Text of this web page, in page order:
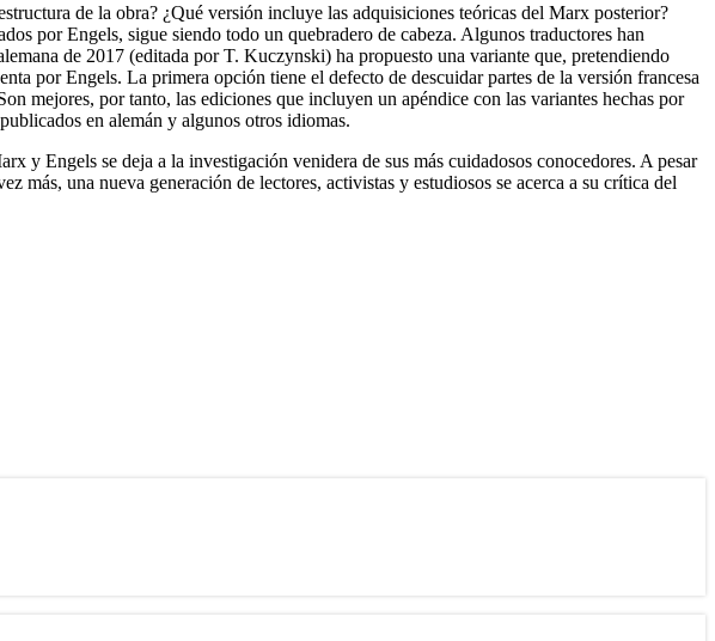
de la obra? ¿Qué versión incluye las adquisiciones teóricas del Marx posterior?
por Engels, sigue siendo todo un quebradero de cabeza. Algunos traductores han
de 2017 (editada por T. Kuczynski) ha propuesto una variante que, pretendiendo
por Engels. La primera opción tiene el defecto de descuidar partes de la versión francesa
mejores, por tanto, las ediciones que incluyen un apéndice con las variantes hechas por
en alemán y algunos otros idiomas.
y Engels se deja a la investigación venidera de sus más cuidadosos conocedores. A pesar
una nueva generación de lectores, activistas y estudiosos se acerca a su crítica del